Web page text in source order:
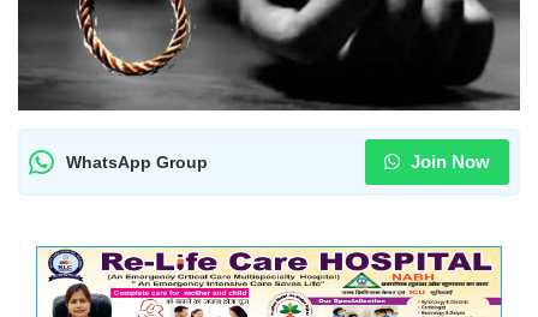
WhatsApp Group Join Now